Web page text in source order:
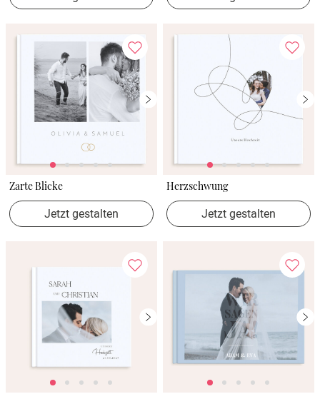
Zarte Blicke
Jetzt gestalten
Herzschwung
Jetzt gestalten